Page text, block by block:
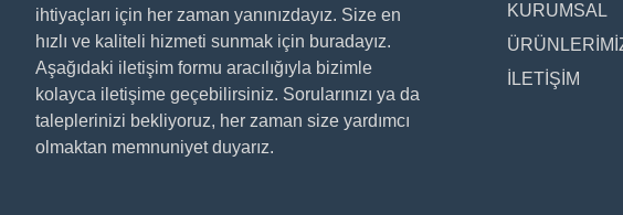
ihtiyaçları için her zaman yanınızdayız. Size en
hızlı ve kaliteli hizmeti sunmak için buradayız.
Aşağıdaki iletişim formu aracılığıyla bizimle
kolayca iletişime geçebilirsiniz. Sorularınızı ya da
taleplerinizi bekliyoruz, her zaman size yardımcı
olmaktan memnuniyet duyarız.
KURUMSAL
İLETİŞİM